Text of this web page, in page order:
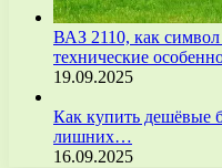
ВАЗ 2110, как символ
технические
19.09.2025
Как купить дешёвые
лишних…
16.09.2025